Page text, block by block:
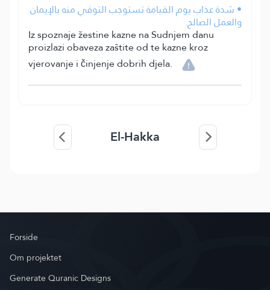
• شدة عذاب يوم القيامة تستوجب التوقي منه بالإيمان
والعمل الصالح.
Iz spoznaje žestine kazne na Sudnjem danu
proizlazi obaveza zaštite od te kazne kroz
vjerovanje i činjenje dobrih djela.
El-Hakka
Forside
Om projektet
Generate Quranic Designs